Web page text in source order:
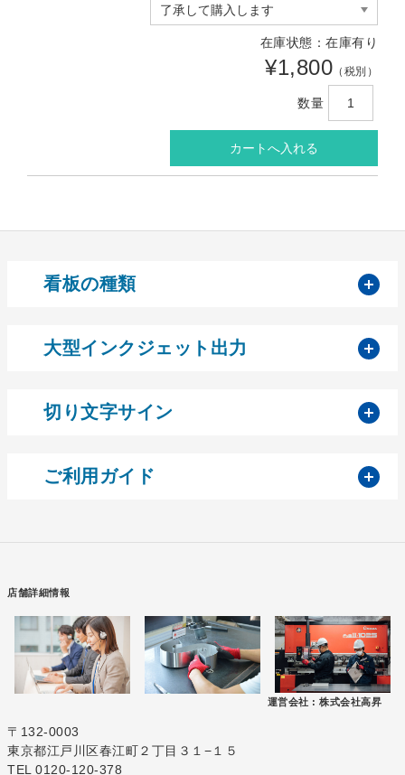
在庫状態：在庫有り
¥1,800 （税別）
数量
看板の種類
大型インクジェット出力
切り文字サイン
ご利用ガイド
店舗詳細情報
運営会社 : 株式会社高昇
〒132-0003
東京都江戸川区春江町２丁目３１−１５
TEL 0120-120-378